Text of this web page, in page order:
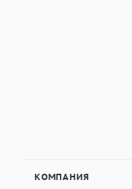
КОМПАНИЯ